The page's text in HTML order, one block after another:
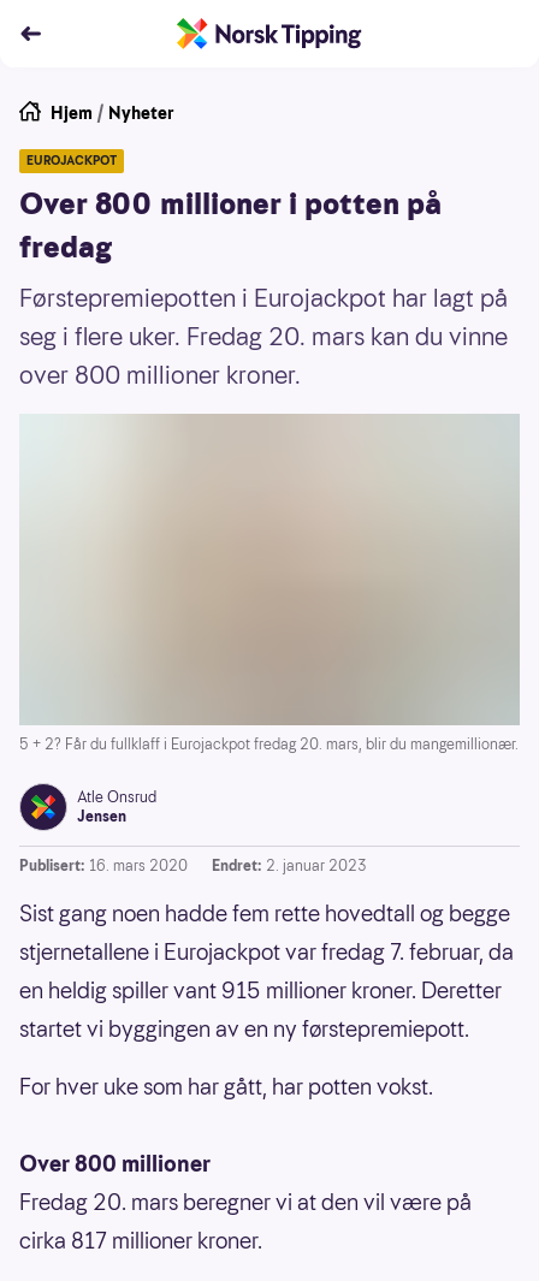
Hjem / Nyheter
EUROJACKPOT
Over 800 millioner i potten på
fredag
Førstepremiepotten i Eurojackpot har lagt på
seg i flere uker. Fredag 20. mars kan du vinne
over 800 millioner kroner.
5 + 2? Får du fullklaff i Eurojackpot fredag 20. mars, blir du mangemillionær.
Atle Onsrud
Jensen
Publisert: 16. mars 2020 Endret: 2. januar 2023
Sist gang noen hadde fem rette hovedtall og begge
stjernetallene i Eurojackpot var fredag 7. februar, da
en heldig spiller vant 915 millioner kroner. Deretter
startet vi byggingen av en ny førstepremiepott.
For hver uke som har gått, har potten vokst.
Over 800 millioner
Fredag 20. mars beregner vi at den vil være på
cirka 817 millioner kroner.